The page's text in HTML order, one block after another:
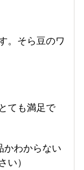
。そら豆のワ
ても満足で
かわからない
）